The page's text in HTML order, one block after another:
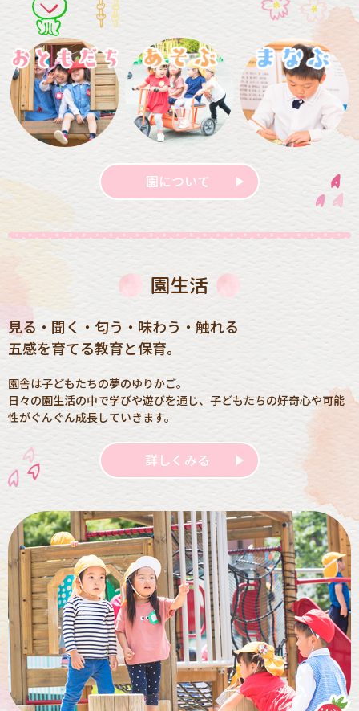
園について
園生活
見る・聞く・匂う・味わう・触れる
五感を育てる教育と保育。
園舎は子どもたちの夢のゆりかご。
日々の園生活の中で学びや遊びを通じ、子どもたちの好奇心や可能
性がぐんぐん成長していきます。
詳しくみる